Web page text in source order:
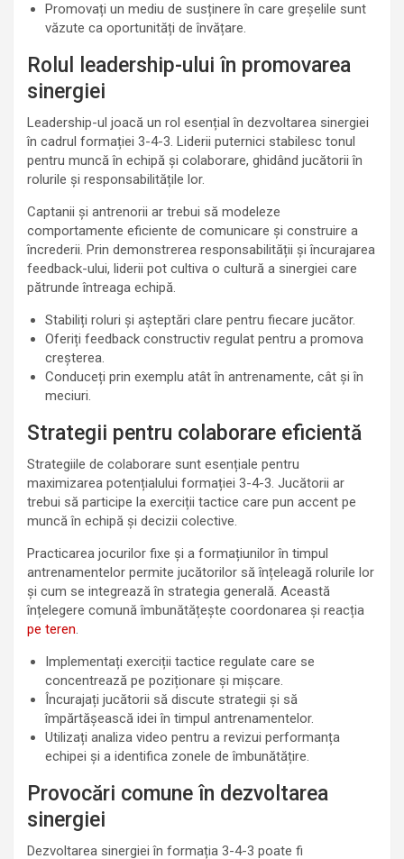
Promovați un mediu de susținere în care greșelile sunt
văzute ca oportunități de învățare.
Rolul leadership-ului în promovarea
sinergiei
Leadership-ul joacă un rol esențial în dezvoltarea sinergiei
în cadrul formației 3-4-3. Liderii puternici stabilesc tonul
pentru muncă în echipă și colaborare, ghidând jucătorii în
rolurile și responsabilitățile lor.
Captanii și antrenorii ar trebui să modeleze
comportamente eficiente de comunicare și construire a
încrederii. Prin demonstrerea responsabilității și încurajarea
feedback-ului, liderii pot cultiva o cultură a sinergiei care
pătrunde întreaga echipă.
Stabiliți roluri și așteptări clare pentru fiecare jucător.
Oferiți feedback constructiv regulat pentru a promova
creșterea.
Conduceți prin exemplu atât în antrenamente, cât și în
meciuri.
Strategii pentru colaborare eficientă
Strategiile de colaborare sunt esențiale pentru
maximizarea potențialului formației 3-4-3. Jucătorii ar
trebui să participe la exerciții tactice care pun accent pe
muncă în echipă și decizii colective.
Practicarea jocurilor fixe și a formațiunilor în timpul
antrenamentelor permite jucătorilor să înțeleagă rolurile lor
și cum se integrează în strategia generală. Această
înțelegere comună îmbunătățește coordonarea și reacția
pe teren.
Implementați exerciții tactice regulate care se
concentrează pe poziționare și mișcare.
Încurajați jucătorii să discute strategii și să
împărtășească idei în timpul antrenamentelor.
Utilizați analiza video pentru a revizui performanța
echipei și a identifica zonele de îmbunătățire.
Provocări comune în dezvoltarea
sinergiei
Dezvoltarea sinergiei în formația 3-4-3 poate fi